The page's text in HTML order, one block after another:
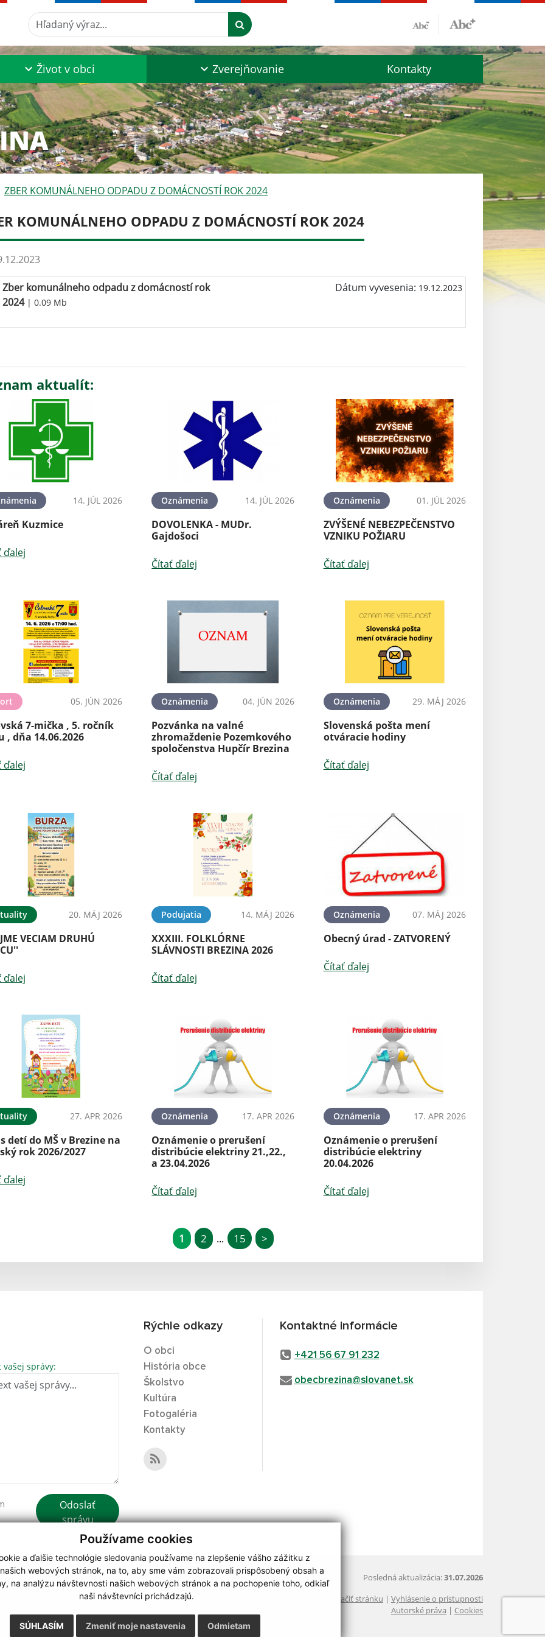
Používame cookies
a ďalšie technológie sledovania používame na zlepšenie vášho zážitku z
webových stránok, na to, aby sme vám zobrazovali prispôsobený obsah a
na analýzu návštevnosti našich webových stránok a na pochopenie toho, odkiaľ
naši návštevníci prichádzajú.
SÚHLASÍM Odmietam
Zmeniť moje nastavenia
Hľadaný výraz...
Život v obci Zverejňovanie Kontakty
ZBER KOMUNÁLNEHO ODPADU Z DOMÁCNOSTÍ ROK 2024
KOMUNÁLNEHO ODPADU Z DOMÁCNOSTÍ ROK 2024
Zber komunálneho odpadu z domácností rok
2024| 0.09 Mb
Dátum vyvesenia: 19.12.2023
aktualít:
14. JÚL 2026
Kuzmice
ďalej
Oznámenia 14. JÚL 2026
DOVOLENKA - MUDr.
Gajdošoci
Čítať ďalej
Oznámenia 01. JÚL 2026
ZVÝŠENÉ NEBEZPEČENSTVO
VZNIKU POŽIARU
Čítať ďalej
05. JÚN 2026
7-mička , 5. ročník
, dňa 14.06.2026
ďalej
Oznámenia 04. JÚN 2026
Pozvánka na valné
zhromaždenie Pozemkového
spoločenstva Hupčír Brezina
Čítať ďalej
Oznámenia 29. MÁJ 2026
Slovenská pošta mení
otváracie hodiny
Čítať ďalej
20. MÁJ 2026
VECIAM DRUHÚ
ďalej
Podujatia 14. MÁJ 2026
XXXIII. FOLKLÓRNE
SLÁVNOSTI BREZINA 2026
Čítať ďalej
Oznámenia 07. MÁJ 2026
Obecný úrad - ZATVORENÝ
Čítať ďalej
27. APR 2026
detí do MŠ v Brezine na
rok 2026/2027
ďalej
Oznámenia 17. APR 2026
Oznámenie o prerušení
distribúcie elektriny 21.,22.,
a 23.04.2026
Čítať ďalej
Oznámenia 17. APR 2026
Oznámenie o prerušení
distribúcie elektriny
20.04.2026
Čítať ďalej
1 2 ... 15 >
vašej správy:
Odoslať
správu
Rýchle odkazy
O obci
História obce
Školstvo
Kultúra
Fotogaléria
Kontakty
Kontaktné informácie
+421 56 67 91 232
obecbrezina@slovanet.sk
Posledná aktualizácia:31.07.2026
Vytlačiť stránku | Vyhlásenie o prístupnosti
Autorské práva | Cookies
webdesign|